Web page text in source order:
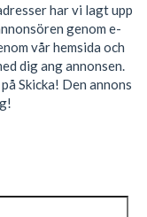
har vi lagt upp
genom e-
vår hemsida och
dig ang annonsen.
Skicka! Den annons